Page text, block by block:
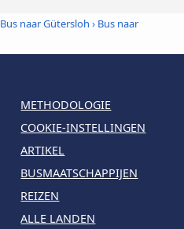
Bus naar Gütersloh › Bus naar
METHODOLOGIE
COOKIE-INSTELLINGEN
ARTIKEL
BUSMAATSCHAPPIJEN
REIZEN
ALLE LANDEN